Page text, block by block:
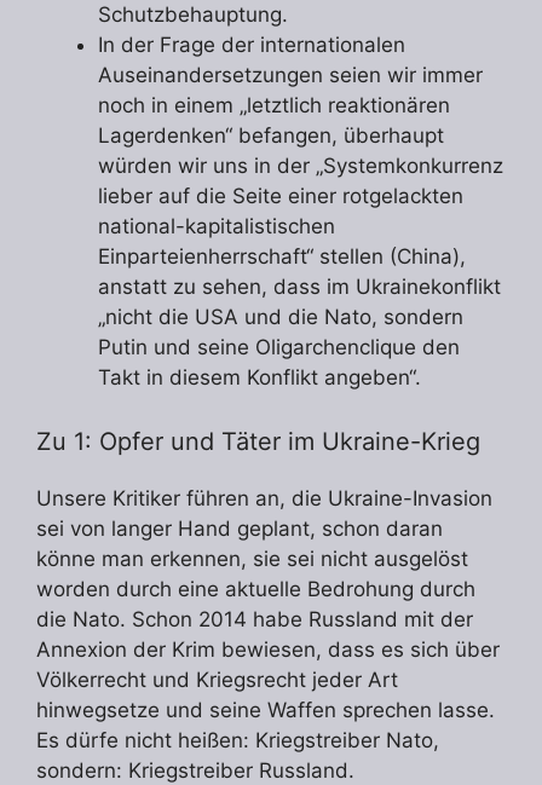
Schutzbehauptung.
In der Frage der internationalen
Auseinandersetzungen seien wir immer
noch in einem „letztlich reaktionären
Lagerdenken“ befangen, überhaupt
würden wir uns in der „Systemkonkurrenz
lieber auf die Seite einer rotgelackten
national-kapitalistischen
Einparteienherrschaft“ stellen (China),
anstatt zu sehen, dass im Ukrainekonflikt
„nicht die USA und die Nato, sondern
Putin und seine Oligarchenclique den
Takt in diesem Konflikt angeben“.
Zu 1: Opfer und Täter im Ukraine-Krieg
Unsere Kritiker führen an, die Ukraine-Invasion
sei von langer Hand geplant, schon daran
könne man erkennen, sie sei nicht ausgelöst
worden durch eine aktuelle Bedrohung durch
die Nato. Schon 2014 habe Russland mit der
Annexion der Krim bewiesen, dass es sich über
Völkerrecht und Kriegsrecht jeder Art
hinwegsetze und seine Waffen sprechen lasse.
Es dürfe nicht heißen: Kriegstreiber Nato,
sondern: Kriegstreiber Russland.